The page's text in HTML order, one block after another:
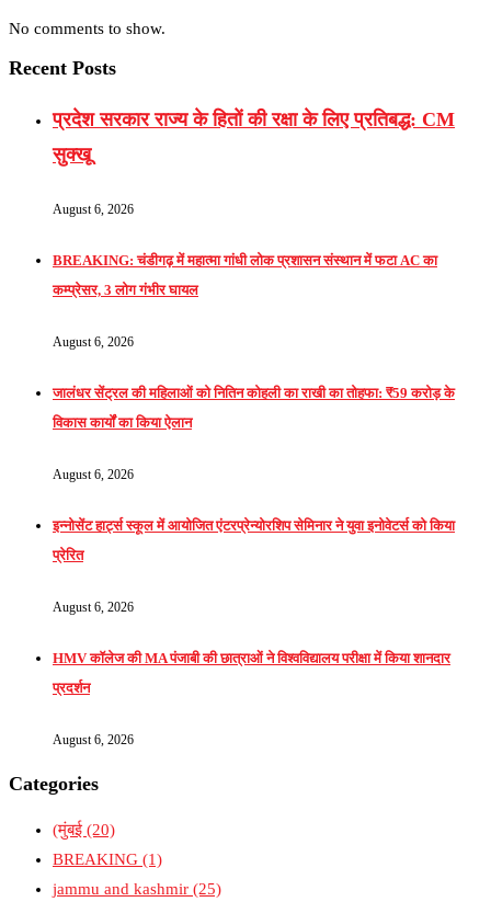
No comments to show.
Recent Posts
प्रदेश सरकार राज्य के हितों की रक्षा के लिए प्रतिबद्ध: CM
सुक्खू
August 6, 2026
BREAKING: चंडीगढ़ में महात्मा गांधी लोक प्रशासन संस्थान में फटा AC का
कम्प्रेसर, 3 लोग गंभीर घायल
August 6, 2026
जालंधर सेंट्रल की महिलाओं को नितिन कोहली का राखी का तोहफा: ₹59 करोड़ के
विकास कार्यों का किया ऐलान
August 6, 2026
इन्नोसेंट हार्ट्स स्कूल में आयोजित एंटरप्रेन्योरशिप सेमिनार ने युवा इनोवेटर्स को किया
प्रेरित
August 6, 2026
HMV कॉलेज की MA पंजाबी की छात्राओं ने विश्वविद्यालय परीक्षा में किया शानदार
प्रदर्शन
August 6, 2026
Categories
(मुंबई (20)
BREAKING (1)
jammu and kashmir (25)